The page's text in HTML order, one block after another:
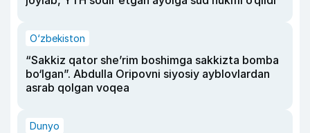
O‘zbekiston
“Sakkiz qator she’rim boshimga sakkizta bomba
bo‘lgan”. Abdulla Oripovni siyosiy ayblovlardan
asrab qolgan voqea
Dunyo